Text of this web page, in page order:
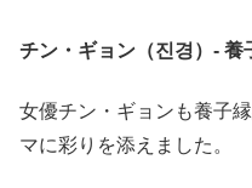
チン・ギョン（진경）- 養
女優チン・ギョンも養子
マに彩りを添えました。